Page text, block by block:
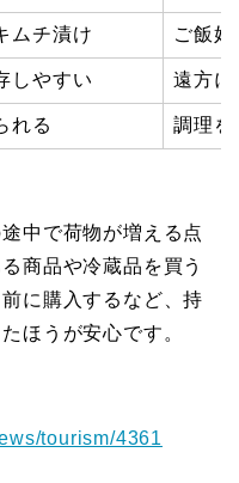
ムチ漬け ご飯
しやすい 遠方に
れる 調理を
中で荷物が増える点
商品や冷蔵品を買う
に購入するなど、持
ほうが安心です。
tourism/4361